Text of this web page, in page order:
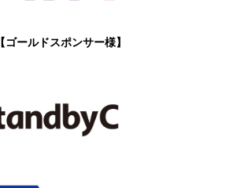
【ゴールドスポンサー様】